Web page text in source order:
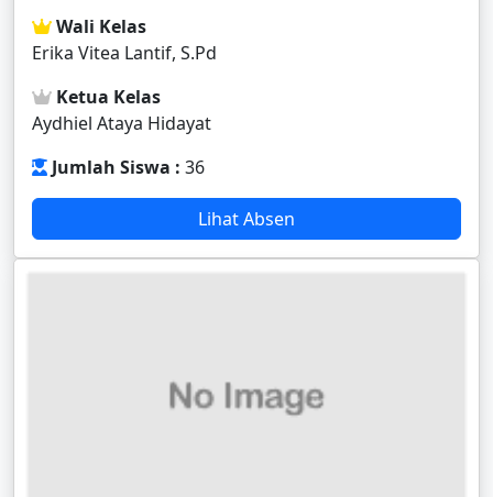
Wali Kelas
Erika Vitea Lantif, S.Pd
Ketua Kelas
Aydhiel Ataya Hidayat
Jumlah Siswa : 36
Lihat Absen